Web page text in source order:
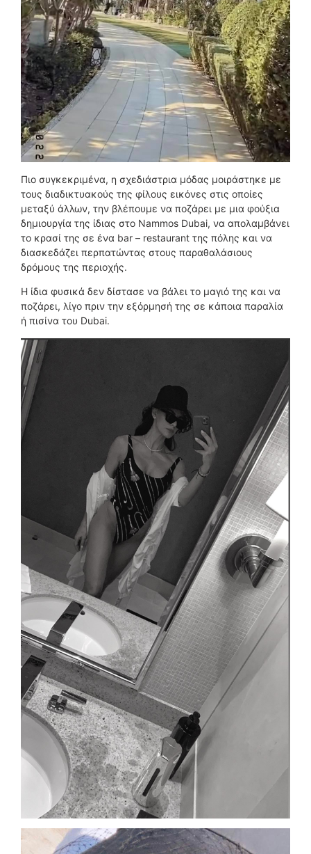
Πιο συγκεκριμένα, η σχεδιάστρια μόδας μοιράστηκε με
τους διαδικτυακούς της φίλους εικόνες στις οποίες
μεταξύ άλλων, την βλέπουμε να ποζάρει με μια φούξια
δημιουργία της ίδιας στο Nammos Dubai, να απολαμβάνει
το κρασί της σε ένα bar – restaurant της πόλης και να
διασκεδάζει περπατώντας στους παραθαλάσιους
δρόμους της περιοχής.
Η ίδια φυσικά δεν δίστασε να βάλει το μαγιό της και να
ποζάρει, λίγο πριν την εξόρμησή της σε κάποια παραλία
ή πισίνα του Dubai.